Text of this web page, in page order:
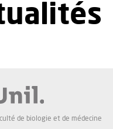
de biologie et de médecine